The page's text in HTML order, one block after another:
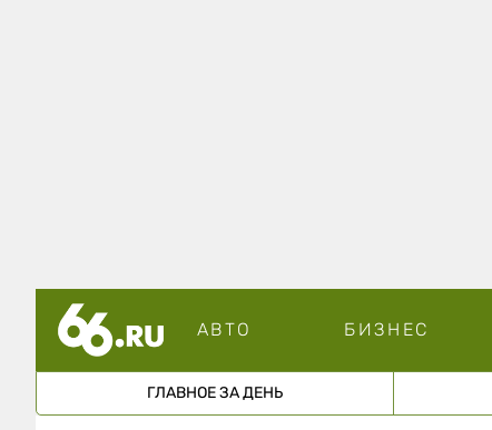
АВТО БИЗНЕС
ГЛАВНОЕ ЗА ДЕНЬ